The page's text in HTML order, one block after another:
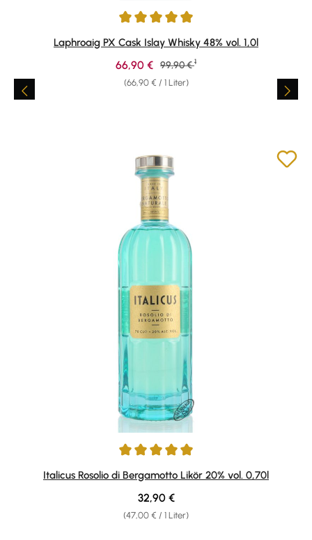
Durchschnittliche Bewertung von 4.91 von 5 Sternen
Laphroaig PX Cask Islay Whisky 48% vol. 1,0l
(66,90 € / 1 Liter)
Verkaufspreis:
66,90 € Regulärer Preis:
99,90 € 1
Durchschnittliche Bewertung von 4.92 von 5 Sternen
Italicus Rosolio di Bergamotto Likör 20% vol. 0,70l
(47,00 € / 1 Liter)
Regulärer Preis:
32,90 €